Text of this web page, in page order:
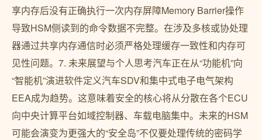
享内存后没有正确执行一次内存屏障Memory Barrier操作
导致HSM侧读到的命令数据不完整。在涉及多核或协处理
器通过共享内存通信时必须严格处理缓存一致性和内存可
见性问题。7. 未来展望与个人思考汽车正在从“功能机”向
“智能机”演进软件定义汽车SDV和集中式电子电气架构
EEA成为趋势。这意味着安全的核心将从分散在各个ECU
向中央计算平台如域控制器、车载电脑集中。未来的HSM
可能会演变为更强大的“安全岛”不仅要处理传统的密码学